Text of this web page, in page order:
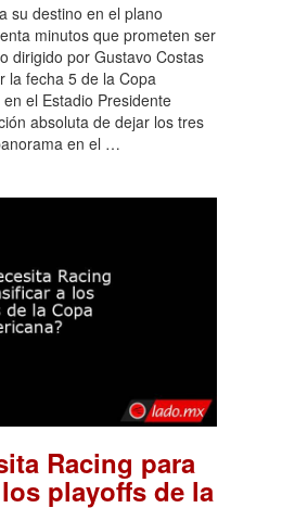
su destino en el plano
minutos que prometen ser
dirigido por Gustavo Costas
la fecha 5 de la Copa
el Estadio Presidente
absoluta de dejar los tres
en el …
Racing para
playoffs de la